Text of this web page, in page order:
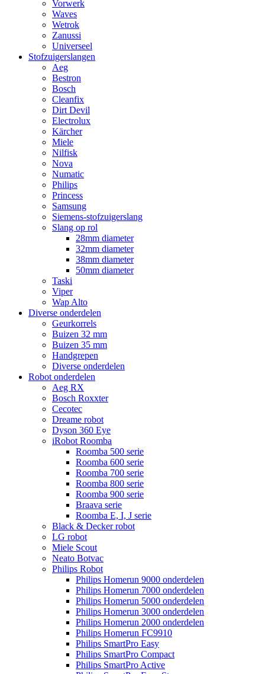
Vorwerk
Waves
Wetrok
Zanussi
Universeel
Stofzuigerslangen
Aeg
Bestron
Bosch
Cleanfix
Dirt Devil
Electrolux
Kärcher
Miele
Nilfisk
Nova
Numatic
Philips
Princess
Samsung
Siemens-stofzuigerslang
Slang op rol
28mm diameter
32mm diameter
38mm diameter
50mm diameter
Taski
Viper
Wap Alto
Diverse onderdelen
Geurkorrels
Buizen 32 mm
Buizen 35 mm
Handgrepen
Diverse onderdelen
Robot onderdelen
Aeg RX
Bosch Roxxter
Cecotec
Dreame robot
Dyson 360 Eye
iRobot Roomba
Roomba 500 serie
Roomba 600 serie
Roomba 700 serie
Roomba 800 serie
Roomba 900 serie
Braava serie
Roomba E, I, J serie
Black & Decker robot
LG robot
Miele Scout
Neato Botvac
Philips Robot
Philips Homerun 9000 onderdelen
Philips Homerun 7000 onderdelen
Philips Homerun 5000 onderdelen
Philips Homerun 3000 onderdelen
Philips Homerun 2000 onderdelen
Philips Homerun FC9910
Philips SmartPro Easy
Philips SmartPro Compact
Philips SmartPro Active